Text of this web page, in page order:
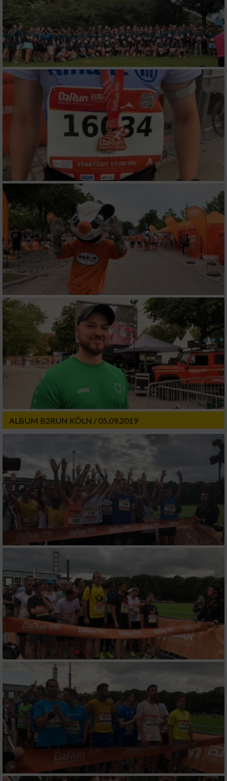
ALBUM B2RUN KÖLN / 05.09.2019
personalisierter Werbung
Erstellung von Profilen zur Personalisierung
von Inhalten
Verwendung von Profilen zur Auswahl
personalisierter Inhalte
Messung der Werbeleistung
Messung der Performance von Inhalten
Analyse von Zielgruppen durch Statistiken
oder Kombinationen von Daten aus
verschiedenen Quellen
Entwicklung und Verbesserung der Angebote
Verwendung reduzierter Daten zur Auswahl
von Inhalten
IAB-Besonderheiten:
Verwendung genauer Standortdaten
Geräte anhand von aktiv angeforderten
Informationen identifizieren
Nicht-IAB-Verarbeitungszwecke:
Notwendig
Performance
Funktional
Werbung